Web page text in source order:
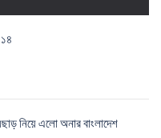
নিয়ে এলো অনার বাংলাদেশ